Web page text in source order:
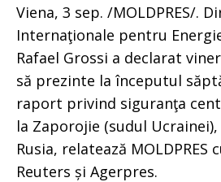
Viena, 3 sep. /MOLDPRES/.
Internaţionale pentru
Rafael Grossi a declarat
să prezinte la începutul
raport privind siguranţa
la Zaporojie (sudul
Rusia, relatează MOLDPRES
Reuters și Agerpres.